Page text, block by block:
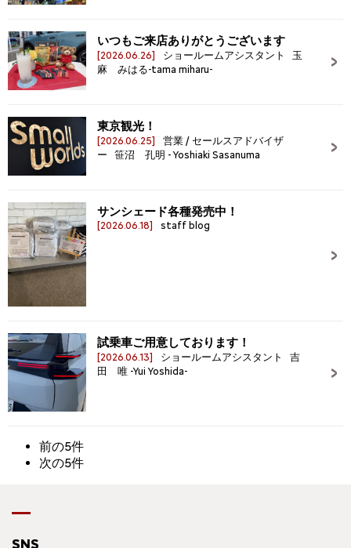
いつもご来店ありがとうございます
[2026.06.26]
ショールームアシスタント 玉
麻 みはる-tama miharu-
東京観光！
[2026.06.25]
営業 / セールスアドバイザ
ー 笹沼 孔明 - Yoshiaki Sasanuma
サンシェード各種発売中！
[2026.06.18] staff blog
試乗車ご用意しております！
[2026.06.13]
ショールームアシスタント 吉
田 唯 -Yui Yoshida-
前の5件
次の5件
SNS